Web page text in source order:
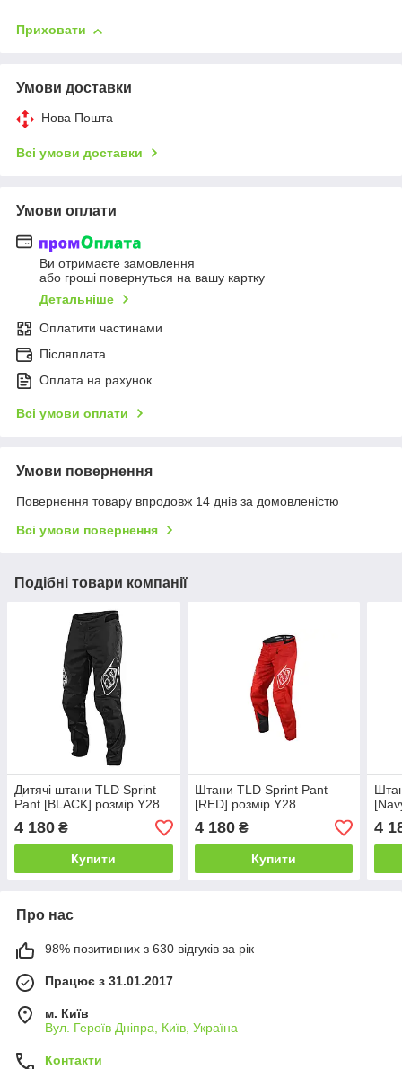
Приховати
Умови доставки
Нова Пошта
Всі умови доставки
Умови оплати
Ви отримаєте замовлення
або гроші повернуться на вашу картку
Детальніше
Оплатити частинами
Післяплата
Оплата на рахунок
Всі умови оплати
Умови повернення
Повернення товару впродовж 14 днів за домовленістю
Всі умови повернення
Подібні товари компанії
Дитячі штани TLD Sprint
Pant [BLACK] розмір Y28
4 180 ₴
Купити
Штани TLD Sprint Pant
[RED] розмір Y28
4 180₴
Купити
4
Про нас
98% позитивних з 630 відгуків за рік
Працює з 31.01.2017
м. Київ
Вул. Героїв Дніпра, Київ, Україна
Контакти